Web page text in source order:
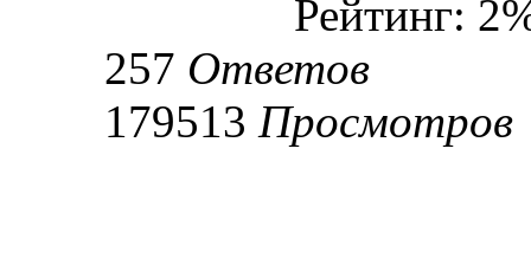
Рейтинг:
257 Ответов
179513 Просмотров